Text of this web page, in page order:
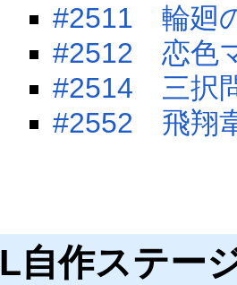
#2511 輪廻
#2512 恋色
#2514 三択
#2552 飛翔
自作ステー